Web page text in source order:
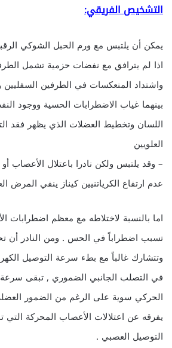
التشخيص الفريقي:
يمكن أن يلتبس مع ورم الحبل الشوكي
اذا لم يترافق مع نفضات حزمية تشمل
واشتداد المنعكسات في الطرفين
بينهما غياب الاضطرابات الحسية ووجود
اللسان وتخطيط العضلات الذي يظهر فقد
العلويين
– وقد يلتبس ولكن نادرا باعتلال الأعصاب
عدم ارتفاع الكرياتنيين كيناز ينفي المرض
اما بالنسبة لاختلاطه مع معظم اضطرابات
تسبب اضطراباً في الحس . ومن النادر أن
وتتشارك غالباً مع بطء سرعة التوصيل
في التصلب الجانبي الضموري , تبقى
الحركي سوية على الرغم من الضمور
يفرقه عن اعتلالات الأعصاب المحركة
التوصيل العصبي .